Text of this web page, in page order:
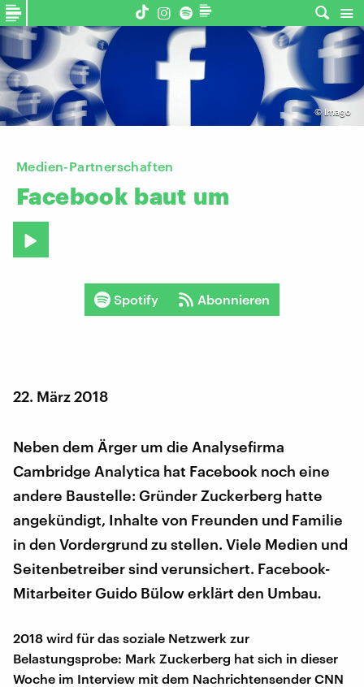
©Imago
Medien-Partnerschaften
Facebook baut um
Spotify Abonnieren
22. März 2018
Neben dem Ärger um die Analysefirma
Cambridge Analytica hat Facebook noch eine
andere Baustelle: Gründer Zuckerberg hatte
angekündigt, Inhalte von Freunden und Familie
in den Vordergrund zu stellen. Viele Medien und
Seitenbetreiber sind verunsichert. Facebook-
Mitarbeiter Guido Bülow erklärt den Umbau.
2018 wird für das soziale Netzwerk zur
Belastungsprobe: Mark Zuckerberg hat sich in dieser
Woche im Interview mit dem Nachrichtensender CNN